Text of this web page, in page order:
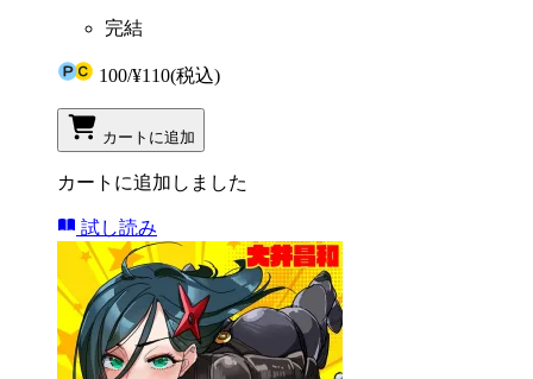
完結
100/¥110(税込)
カートに追加
カートに追加しました
試し読み